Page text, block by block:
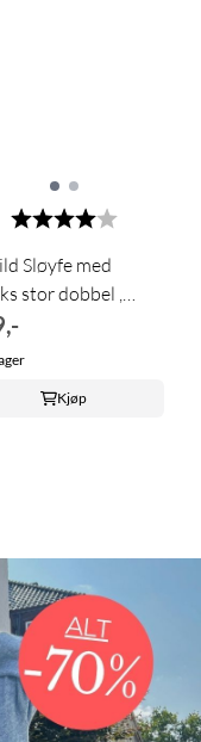
Karakter: 4.0 av 5
Sløyfe med
stor dobbel ,
Kjøp